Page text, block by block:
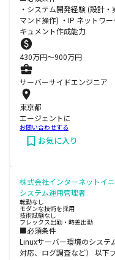
・システム開発経験 (設計
マンド操作) ・IP ネットワ
キュメント作成能力
430万円〜900万円
サーバーサイドエンジニア
東京都
エージェントに
お問い合わせする
お気に入り
株式会社インターネットイ
システム運用管理者
転勤なし
モダンな技術を採用
技術試験なし
フレックス出勤・時差出勤
■必須条件
Linuxサーバー環境のシステ
対応、ログ調査など） 以下